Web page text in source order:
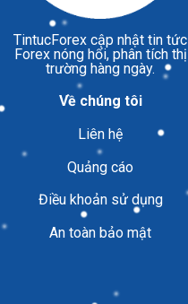
TintucForex cập nhật tin tức
Forex nóng hổi, phân tích thị
trường hàng ngày.
Về chúng tôi
Liên hệ
Quảng cáo
Điều khoản sử dụng
An toàn bảo mật